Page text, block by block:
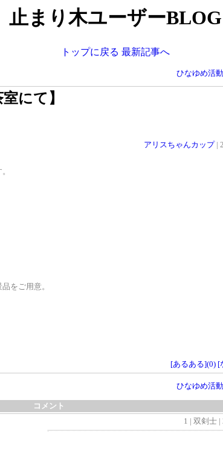
止まり木ユーザーBLOG
トップに戻る 最新記事へ
ひなゆめ活
にて】
アリスちゃんカップ|
をご用意。
[あるある](0) [
ひなゆめ活
コメント
1 | 双剣士